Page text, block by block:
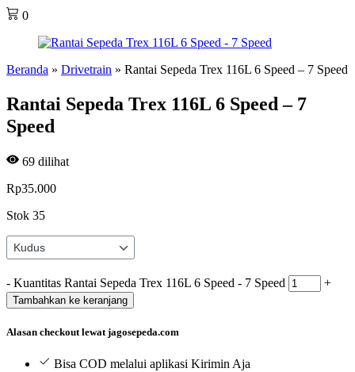
0
Beranda » Drivetrain » Rantai Sepeda Trex 116L 6 Speed – 7 Speed
Rantai Sepeda Trex 116L 6 Speed – 7
Speed
69 dilihat
Rp35.000
Stok 35
- Kuantitas Rantai Sepeda Trex 116L 6 Speed - 7 Speed +
Tambahkan ke keranjang
Alasan checkout lewat jagosepeda.com
Bisa COD melalui aplikasi Kirimin Aja